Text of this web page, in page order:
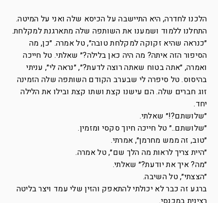
הלכנו לחדרה, היא התיישבה על הכיסא שלה ואני על המיטה.
התחלנו ללמוד ושמענו את השותפה שלה מתארגנת למקלחת.
״כנראה שהיא זקוקה למקלחת טובה״, טל אמרה. ״כן, מה
הסיפור הזה איתה? מה היה כאן בלילה?״ שאלתי. טל חייכה
ואמרה, ״אתה בטוח שאתה רוצה לדעת?״, ״נראה לי״, עניתי
בהיסוס. טל סיפרה לי שבערב הקודם השותפה שלה הזמינה
זוג חברים שלה. הם עישנו קצת ושתו קצת ובילו את הלילה
יחד.
״שלושתם?!״ שאלתי.
״שלושתם..״ טל חייכה חיוך סקסי ומזמין.
״טוב, זה ממש מחרמן״, אמרתי.
״היית צריך לראות מה הלך שם״, טל אמרה.
״מה? איך את יודעת?״ שאלתי.
״הצצתי״, טל השיבה.
ברגע זה כבר לא יכולתי להתאפק והזין שלי עמד ויצר בליטה